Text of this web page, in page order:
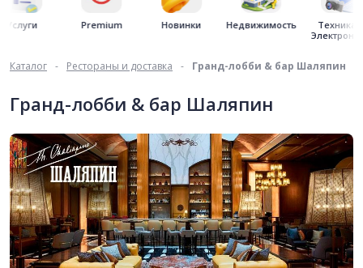
Услуги Premium Новинки Недвижимость
Техника
Каталог - Рестораны и доставка - Гранд-лобби & бар Шаляпин
Гранд-лобби & бар Шаляпин